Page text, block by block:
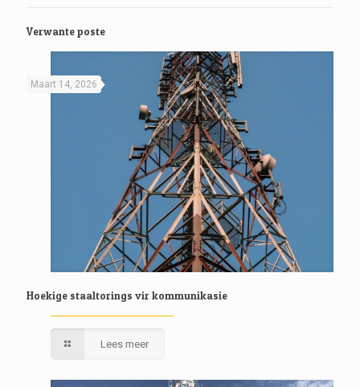
Verwante poste
Maart 14, 2026
Hoekige staaltorings vir kommunikasie
Lees meer